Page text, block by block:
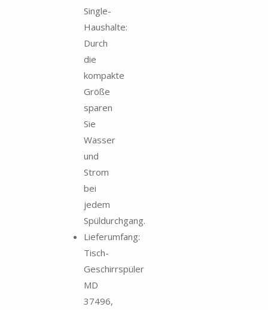
Single-
Haushalte:
Durch
die
kompakte
Größe
sparen
Sie
Wasser
und
Strom
bei
jedem
Spüldurchgang.
Lieferumfang:
Tisch-
Geschirrspüler
MD
37496,